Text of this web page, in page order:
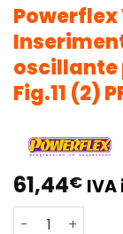
Powerflex
oscillante
Fig.11 (2)
61,44€ IVA
Powerflex